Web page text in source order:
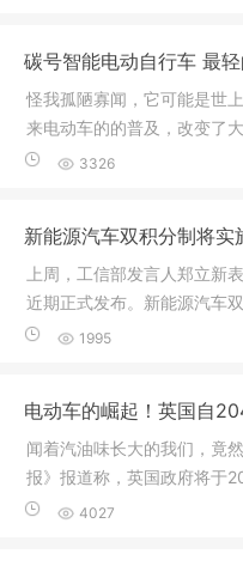
碳号智能电动自行车 最
怪我孤陋寡闻，它可能是世
来电动车的的普及，改变了
的体积、3326
新能源汽车双积分制将实
上周，工信部发言人郑立新
近期正式发布。新能源汽车
料消耗量1995
电动车的崛起！英国自
闻着汽油味长大的我们，竟
报》报道称，英国政府将于
到时候英国
4027